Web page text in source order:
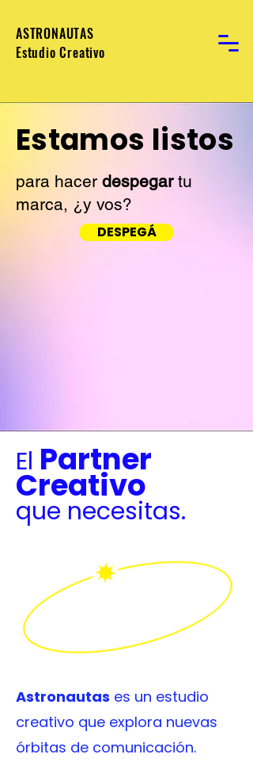
ASTRONAUTAS
Estudio Creativo
Estamos listos
para hacer despegartu
marca, ¿y vos?
DESPEGÁ
El Partner
Creativo
que necesitas.
Astronautas es un estudio
creativo que explora nuevas
órbitas de comunicación.